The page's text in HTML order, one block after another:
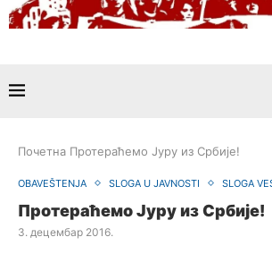
Почетна Протераћемо Јуру из Србије!
OBAVEŠTENJA SLOGA U JAVNOSTI SLOGA
Протераћемо Јуру из Србије!
3. децембар 2016.